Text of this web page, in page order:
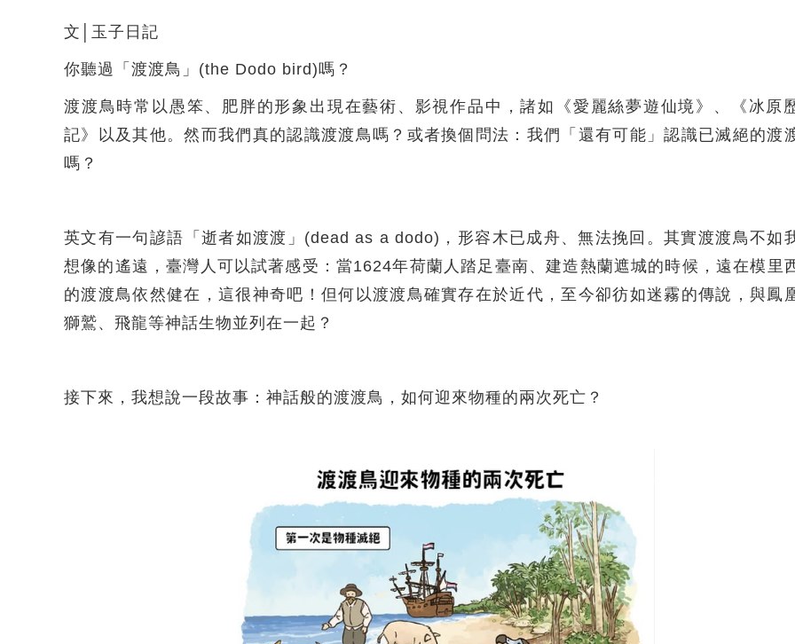
文│玉子日記
你聽過「渡渡鳥」(the Dodo bird)嗎？
渡渡鳥時常以愚笨、肥胖的形象出現在藝術、影視作品中，諸如《愛麗絲夢遊仙境》、《冰原
記》以及其他。然而我們真的認識渡渡鳥嗎？或者換個問法：我們「還有可能」認識已滅絕的渡
嗎？
英文有一句諺語「逝者如渡渡」(dead as a dodo)，形容木已成舟、無法挽回。其實渡渡鳥不如
想像的遙遠，臺灣人可以試著感受：當1624年荷蘭人踏足臺南、建造熱蘭遮城的時候，遠在模里
的渡渡鳥依然健在，這很神奇吧！但何以渡渡鳥確實存在於近代，至今卻彷如迷霧的傳說，與鳳
獅鷲、飛龍等神話生物並列在一起？
接下來，我想說一段故事：神話般的渡渡鳥，如何迎來物種的兩次死亡？